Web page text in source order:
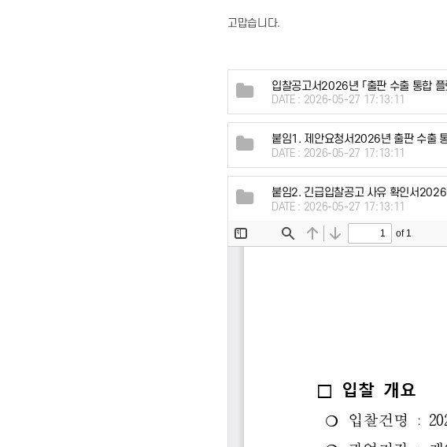
고맙습니다.
입찰공고서2026년 「출판 수출 통합
DATE : 2026-05-27 17:13:11
붙임1. 제안요청서2026년 출판 수출
DATE : 2026-05-27 17:13:11
붙임2. 긴급입찰공고 사유 확인서
DATE : 2026-05-27 17:13:11